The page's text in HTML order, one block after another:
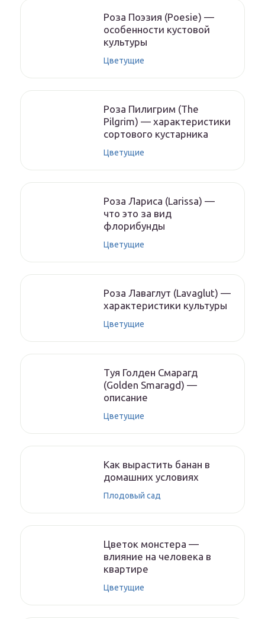
Роза Поэзия (Poesie) —
особенности кустовой
культуры
Цветущие
Роза Пилигрим (The
Pilgrim) — характеристики
сортового кустарника
Цветущие
Роза Лариса (Larissa) —
что это за вид
флорибунды
Цветущие
Роза Лаваглут (Lavaglut) —
характеристики культуры
Цветущие
Туя Голден Смарагд
(Golden Smaragd) —
описание
Цветущие
Как вырастить банан в
домашних условиях
Плодовый сад
Цветок монстера —
влияние на человека в
квартире
Цветущие